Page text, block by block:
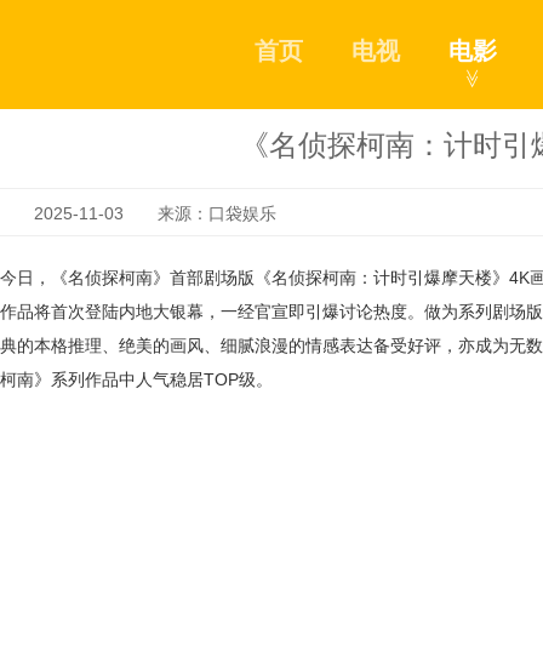
首页 电视 电影
≫
《名侦探柯南：计时
2025-11-03 来源：口袋娱乐
今日，《名侦探柯南》首部剧场版《名侦探柯南：计时引爆摩天楼》4K
作品将首次登陆内地大银幕，一经官宣即引爆讨论热度。做为系列剧场
典的本格推理、绝美的画风、细腻浪漫的情感表达备受好评，亦成为无
柯南》系列作品中人气稳居TOP级。